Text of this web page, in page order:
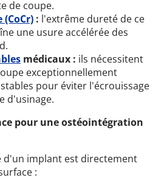
de coupe.
: l'extrême dureté de ce
une usure accélérée des
médicaux : ils nécessitent
exceptionnellement
pour éviter l'écrouissage
d'usinage.
pour une ostéointégration
d'un implant est directement
: